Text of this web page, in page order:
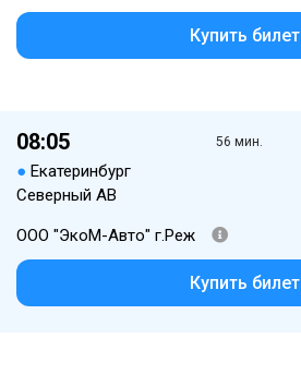
Купить билет
08:05
● Екатеринбург
Северный АВ
56 мин.
ООО "ЭкоМ-Авто" г.Реж
Купить билет